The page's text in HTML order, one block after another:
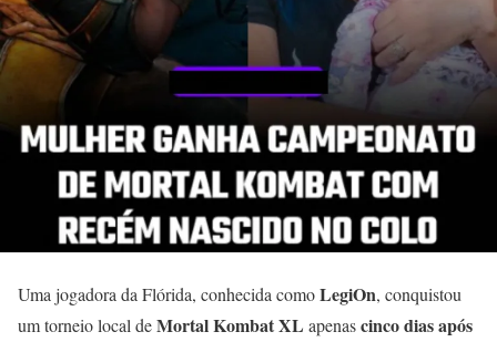
Uma jogadora da Flórida, conhecida comoLegiOn, conquistou
um torneio local deMortal Kombat XL apenascinco dias após